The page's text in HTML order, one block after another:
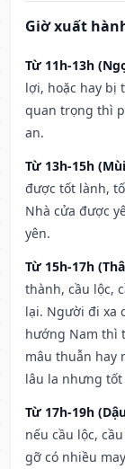
Giờ xuất
Từ 11h-13h
lợi, hoặc hay bị
quan trọng thì
an.
Từ 13h-15h
được tốt lành,
Nhà cửa được
yên.
Từ 15h-17h
thành, cầu lộc,
lại. Người đi xa
hướng Nam thì
mâu thuẫn hay
lâu la nhưng tốt
Từ 17h-19h
nếu cầu lộc,
gỡ có nhiều